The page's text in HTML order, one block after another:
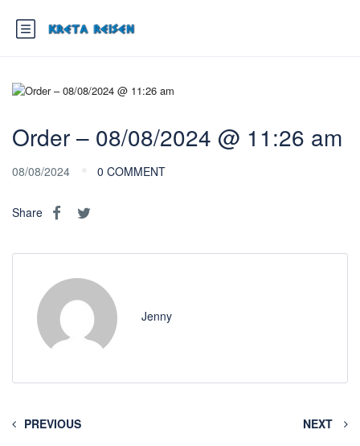
Order – 08/08/2024 @ 11:26 am
08/08/2024 0 COMMENT
Share
Jenny
PREVIOUS NEXT